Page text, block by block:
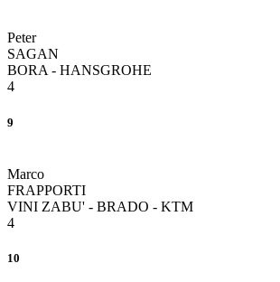
Peter
SAGAN
BORA - HANSGROHE
4
9
Marco
FRAPPORTI
VINI ZABU' - BRADO - KTM
4
10